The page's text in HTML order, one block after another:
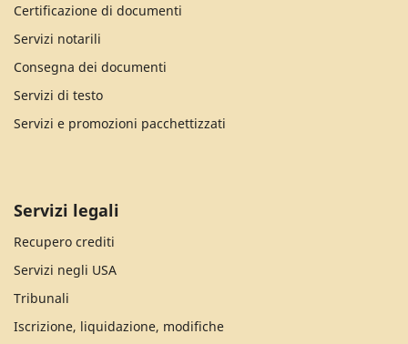
Certificazione di documenti
Servizi notarili
Consegna dei documenti
Servizi di testo
Servizi e promozioni pacchettizzati
Servizi legali
Recupero crediti
Servizi negli USA
Tribunali
Iscrizione, liquidazione, modifiche